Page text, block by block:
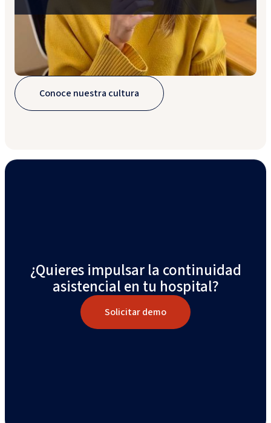
Conoce nuestra cultura
¿Quieres impulsar la continuidad
asistencial en tu hospital?
Solicitar demo